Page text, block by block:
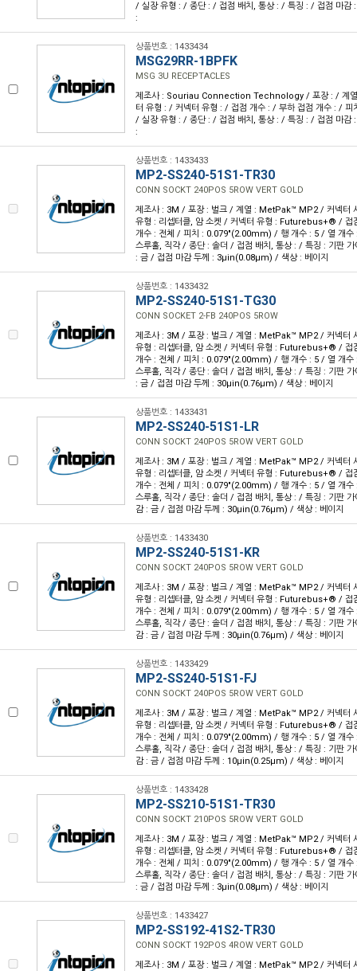
/ 실장 유형 : / 종단 : / 접점 배치, 통상 : / 특징 : / 접점 마감
:
상품번호 : 1433434
MSG29RR-1BPFK
MSG 3U RECEPTACLES
제조사 : Souriau Connection Technology / 포장 : / 계열
터 유형 : / 커넥터 유형 : / 접점 개수 : / 부하 접점 개수 : /
/ 실장 유형 : / 종단 : / 접점 배치, 통상 : / 특징 : / 접점 마감
:
상품번호 : 1433433
MP2-SS240-51S1-TR30
CONN SOCKT 240POS 5ROW VERT GOLD
제조사 : 3M / 포장 : 벌크 / 계열 : MetPak™ MP2 / 커넥터
유형 : 리셉터클, 암 소켓 / 커넥터 유형 : Futurebus+® / 접
개수 : 전체 / 피치 : 0.079"(2.00mm) / 행 개수 : 5 / 열 개수
스루홀, 직각 / 종단 : 솔더 / 접점 배치, 통상 : / 특징 : 기판
: 금 / 접점 마감 두께 : 3µin(0.08µm) / 색상 : 베이지
상품번호 : 1433432
MP2-SS240-51S1-TG30
CONN SOCKET 2-FB 240POS 5ROW
제조사 : 3M / 포장 : 벌크 / 계열 : MetPak™ MP2 / 커넥터
유형 : 리셉터클, 암 소켓 / 커넥터 유형 : Futurebus+® / 접
개수 : 전체 / 피치 : 0.079"(2.00mm) / 행 개수 : 5 / 열 개수
스루홀, 직각 / 종단 : 솔더 / 접점 배치, 통상 : / 특징 : 기판
: 금 / 접점 마감 두께 : 30µin(0.76µm) / 색상 : 베이지
상품번호 : 1433431
MP2-SS240-51S1-LR
CONN SOCKT 240POS 5ROW VERT GOLD
제조사 : 3M / 포장 : 벌크 / 계열 : MetPak™ MP2 / 커넥터
유형 : 리셉터클, 암 소켓 / 커넥터 유형 : Futurebus+® / 접
개수 : 전체 / 피치 : 0.079"(2.00mm) / 행 개수 : 5 / 열 개수
스루홀, 직각 / 종단 : 솔더 / 접점 배치, 통상 : / 특징 : 기판
감 : 금 / 접점 마감 두께 : 30µin(0.76µm) / 색상 : 베이지
상품번호 : 1433430
MP2-SS240-51S1-KR
CONN SOCKT 240POS 5ROW VERT GOLD
제조사 : 3M / 포장 : 벌크 / 계열 : MetPak™ MP2 / 커넥터
유형 : 리셉터클, 암 소켓 / 커넥터 유형 : Futurebus+® / 접
개수 : 전체 / 피치 : 0.079"(2.00mm) / 행 개수 : 5 / 열 개수
스루홀, 직각 / 종단 : 솔더 / 접점 배치, 통상 : / 특징 : 기판
감 : 금 / 접점 마감 두께 : 30µin(0.76µm) / 색상 : 베이지
상품번호 : 1433429
MP2-SS240-51S1-FJ
CONN SOCKT 240POS 5ROW VERT GOLD
제조사 : 3M / 포장 : 벌크 / 계열 : MetPak™ MP2 / 커넥터
유형 : 리셉터클, 암 소켓 / 커넥터 유형 : Futurebus+® / 접
개수 : 전체 / 피치 : 0.079"(2.00mm) / 행 개수 : 5 / 열 개수
스루홀, 직각 / 종단 : 솔더 / 접점 배치, 통상 : / 특징 : 기판
감 : 금 / 접점 마감 두께 : 10µin(0.25µm) / 색상 : 베이지
상품번호 : 1433428
MP2-SS210-51S1-TR30
CONN SOCKT 210POS 5ROW VERT GOLD
제조사 : 3M / 포장 : 벌크 / 계열 : MetPak™ MP2 / 커넥터
유형 : 리셉터클, 암 소켓 / 커넥터 유형 : Futurebus+® / 접
개수 : 전체 / 피치 : 0.079"(2.00mm) / 행 개수 : 5 / 열 개수
스루홀, 직각 / 종단 : 솔더 / 접점 배치, 통상 : / 특징 : 기판
: 금 / 접점 마감 두께 : 3µin(0.08µm) / 색상 : 베이지
상품번호 : 1433427
MP2-SS192-41S2-TR30
CONN SOCKT 192POS 4ROW VERT GOLD
제조사 : 3M / 포장 : 벌크 / 계열 : MetPak™ MP2 / 커넥터